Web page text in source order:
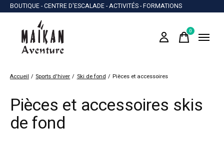
BOUTIQUE - CENTRE D'ESCALADE - ACTIVITÉS - FORMATIONS
0items
Accueil / Sports d'hiver / Ski de fond / Pièces et accessoires
Pièces et accessoires skis
de fond